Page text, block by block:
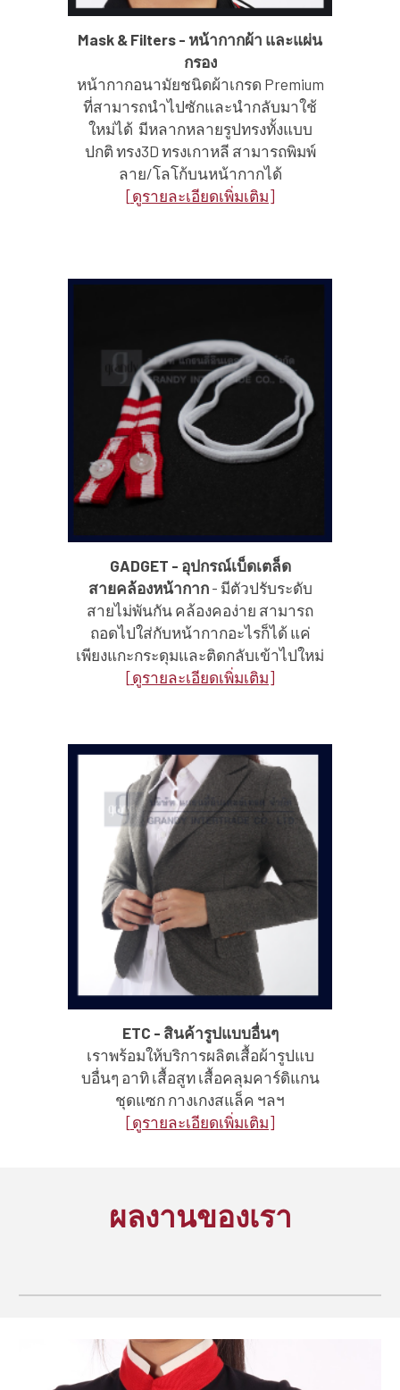
Mask & Filters - หน้ากากผ้า และแผ่น
กรอง
หน้ากากอนามัยชนิดผ้าเกรด Premium
ที่สามารถนำไปซักและนำกลับมาใช้
ใหม่ได้ มีหลากหลายรูปทรงทั้งแบบ
ปกติ ทรง3D ทรงเกาหลี สามารถพิมพ์
ลาย/โลโก้บนหน้ากากได้
[ดูรายละเอียดเพิ่มเติม]
GADGET - อุปกรณ์เบ็ดเตล็ด
สายคล้องหน้ากาก- มีตัวปรับระดับ
สายไม่พันกัน คล้องคอง่าย สามารถ
ถอดไปใส่กับหน้ากากอะไรก็ได้ แค่
เพียงแกะกระดุมและติดกลับเข้าไปใหม่
[ดูรายละเอียดเพิ่มเติม]
ETC - สินค้ารูปแบบอื่นๆ
เราพร้อมให้บริการผลิตเสื้อผ้ารูปแบ
บอื่นๆ อาทิ เสื้อสูท เสื้อคลุมคาร์ดิแกน
ชุดแซก กางเกงสแล็ค ฯลฯ
[ดูรายละเอียดเพิ่มเติม]
ผลงานของเรา